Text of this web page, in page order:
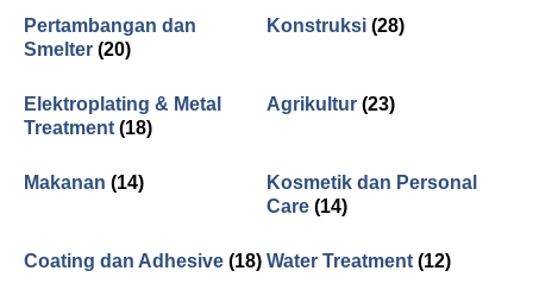
Pertambangan dan
Smelter (20)
Konstruksi (28)
Elektroplating & Metal
Treatment (18)
Agrikultur (23)
Makanan (14)
Kosmetik dan Personal
Care (14)
Coating dan Adhesive (18) Water Treatment (12)